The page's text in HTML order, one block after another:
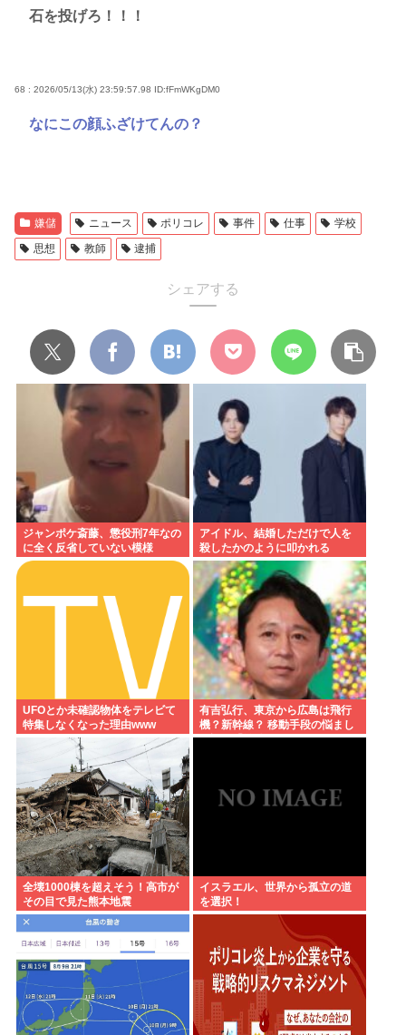
石を投げろ！！！
68 : 2026/05/13(水) 23:59:57.98 ID:fFmWKgDM0
なにこの顔ふざけてんの？
嫌儲 ニュース ポリコレ 事件 仕事
学校
思想
教師 逮捕
シェアする
ジャンポケ斎藤、懲役刑7年なの
に全く反省していない模様
アイドル、結婚しただけで人を
殺したかのように叩かれる
UFOとか未確認物体をテレビて
特集しなくなった理由www
有吉弘行、東京から広島は飛行
機？新幹線？ 移動手段の悩まし
さ語る「微妙なんだよな」
全壊1000棟を超えそう！高市が
その目で見た熊本地震
イスラエル、世界から孤立の道
を選択！